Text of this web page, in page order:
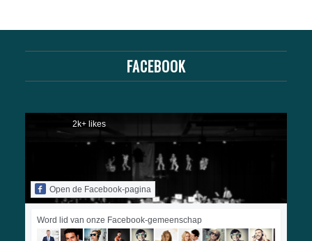
FACEBOOK
2k+ likes
Open de Facebook-pagina
Word lid van onze Facebook-gemeenschap